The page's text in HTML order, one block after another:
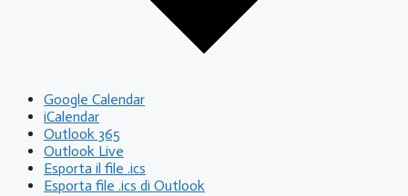
Google Calendar
iCalendar
Outlook 365
Outlook Live
Esporta il file .ics
Esporta file .ics di Outlook